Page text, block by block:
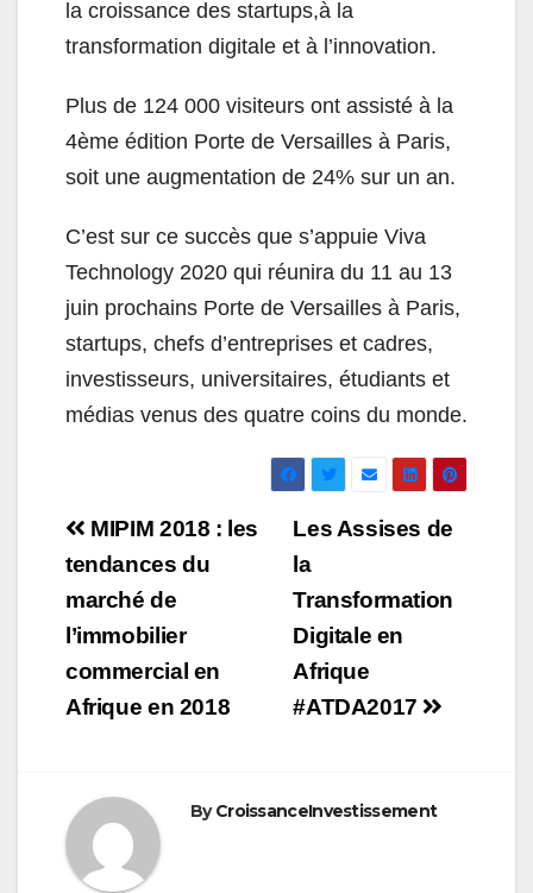
la croissance des startups,à la
transformation digitale et à l’innovation.
Plus de 124 000 visiteurs ont assisté à la
4ème édition Porte de Versailles à Paris,
soit une augmentation de 24% sur un an.
C’est sur ce succès que s’appuie Viva
Technology 2020 qui réunira du 11 au 13
juin prochains Porte de Versailles à Paris,
startups, chefs d’entreprises et cadres,
investisseurs, universitaires, étudiants et
médias venus des quatre coins du monde.
Navigation
de
l’article
Les Assises de
la
Transformation
Digitale en
Afrique
#ATDA2017
MIPIM 2018 : les
tendances du
marché de
l’immobilier
commercial en
Afrique en 2018
ByCroissanceInvestissement